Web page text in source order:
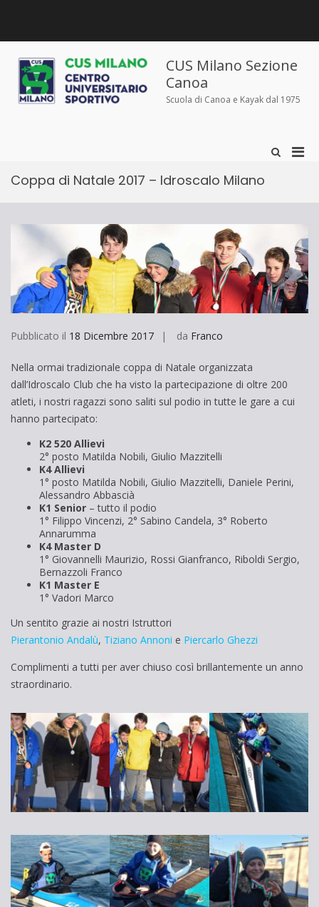
siamo
siamo
e
iscrizioni
sportivo
CUS Milano Sezione
Canoa
Scuola di Canoa e Kayak dal 1975
Mostra
Coppa di Natale 2017 – Idroscalo Milano
Pubblicato il 18 Dicembre 2017 da Franco
Nella ormai tradizionale coppa di Natale organizzata
dall’Idroscalo Club che ha visto la partecipazione di oltre 200
atleti, i nostri ragazzi sono saliti sul podio in tutte le gare a cui
hanno partecipato:
K2 520 Allievi
2° posto Matilda Nobili, Giulio Mazzitelli
K4 Allievi
1° posto Matilda Nobili, Giulio Mazzitelli, Daniele Perini,
Alessandro Abbascià
K1 Senior – tutto il podio
1° Filippo Vincenzi, 2° Sabino Candela, 3° Roberto
Annarumma
K4 Master D
1° Giovannelli Maurizio, Rossi Gianfranco, Riboldi Sergio,
Bernazzoli Franco
K1 Master E
1° Vadori Marco
Un sentito grazie ai nostri Istruttori
Pierantonio Andalù, Tiziano Annoni e Piercarlo Ghezzi
Complimenti a tutti per aver chiuso così brillantemente un anno
straordinario.